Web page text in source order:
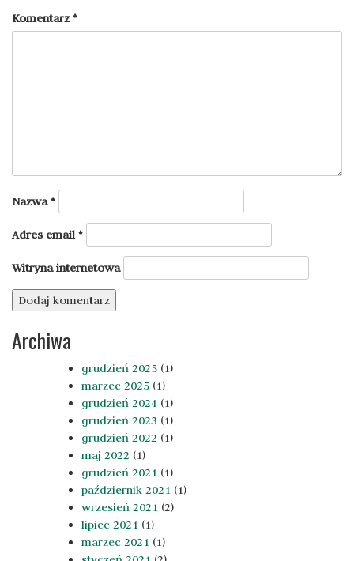
Komentarz*
Nazwa*
Adres email*
Witryna internetowa
Archiwa
grudzień 2025 (1)
marzec 2025 (1)
grudzień 2024 (1)
grudzień 2023 (1)
grudzień 2022 (1)
maj 2022 (1)
grudzień 2021 (1)
październik 2021 (1)
wrzesień 2021 (2)
lipiec 2021 (1)
marzec 2021 (1)